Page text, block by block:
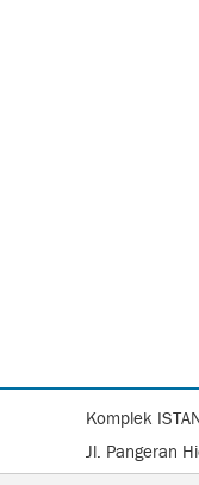
Komplek
Jl. Pangeran